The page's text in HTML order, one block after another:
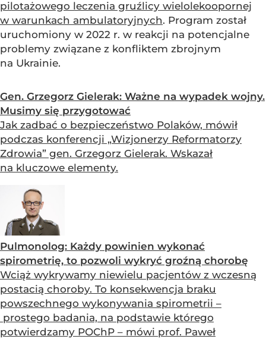
pilotażowego leczenia gruźlicy wielolekoopornej
w warunkach ambulatoryjnych. Program został
uruchomiony w 2022 r. w reakcji na potencjalne
problemy związane z konfliktem zbrojnym
na Ukrainie.
Gen. Grzegorz Gielerak: Ważne na wypadek wojny.
Musimy się przygotować
Jak zadbać o bezpieczeństwo Polaków, mówił
podczas konferencji „Wizjonerzy Reformatorzy
Zdrowia” gen. Grzegorz Gielerak. Wskazał
na kluczowe elementy.
Pulmonolog: Każdy powinien wykonać
spirometrię, to pozwoli wykryć groźną chorobę
Wciąż wykrywamy niewielu pacjentów z wczesną
postacią choroby. To konsekwencja braku
powszechnego wykonywania spirometrii –
prostego badania, na podstawie którego
potwierdzamy POChP – mówi prof. Paweł